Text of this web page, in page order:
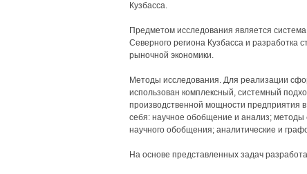
Кузбасса.
Предметом исследования является
Северного региона Кузбасса и разработка
рыночной экономики.
Методы исследования. Для реализации
использован комплексный, системный
производственной мощности предприятия
себя: научное обобщение и анализ; методы
научного обобщения; аналитические и
На основе представленных задач